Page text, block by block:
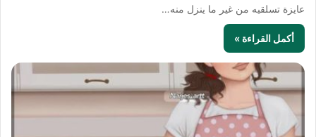
عايزة تسلقيه من غير ما ينزل منه…
أكمل القراءة »